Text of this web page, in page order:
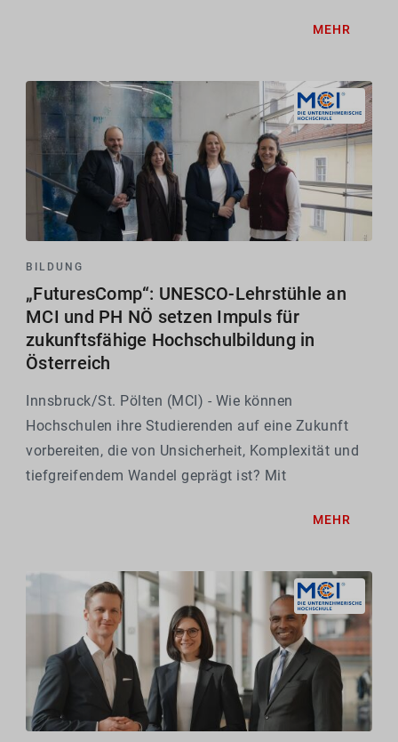
MEHR
BILDUNG
„FuturesComp“: UNESCO-Lehrstühle an
MCI und PH NÖ setzen Impuls für
zukunftsfähige Hochschulbildung in
Österreich
Innsbruck/St. Pölten (MCI) - Wie können
Hochschulen ihre Studierenden auf eine Zukunft
vorbereiten, die von Unsicherheit, Komplexität und
tiefgreifendem Wandel geprägt ist? Mit
MEHR